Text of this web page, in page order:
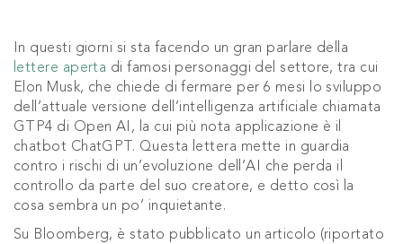
In questi giorni si sta facendo un gran parlare della
lettere aperta di famosi personaggi del settore, tra cui
Elon Musk, che chiede di fermare per 6 mesi lo sviluppo
dell’attuale versione dell’intelligenza artificiale chiamata
GTP4 di Open AI, la cui più nota applicazione è il
chatbot ChatGPT. Questa lettera mette in guardia
contro i rischi di un’evoluzione dell’AI che perda il
controllo da parte del suo creatore, e detto così la
cosa sembra un po’ inquietante.
Su Bloomberg, è stato pubblicato un articolo (riportato